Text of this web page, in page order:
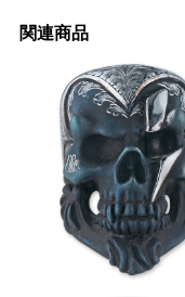
関連商品